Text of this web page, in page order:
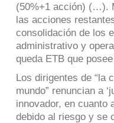
(50%+1 acción) (…).
las acciones
consolidación de los
administrativo y
queda ETB que
Los dirigentes de “la
mundo” renuncian a
innovador, en cuanto
debido al riesgo y se